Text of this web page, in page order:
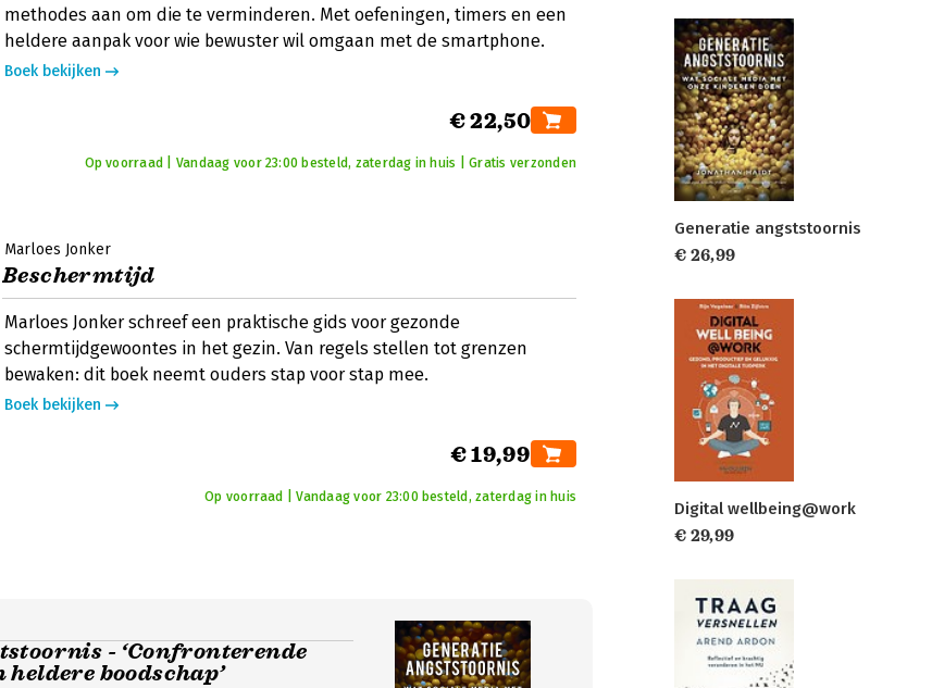
methodes aan om die te verminderen. Met oefeningen, timers en een
heldere aanpak voor wie bewuster wil omgaan met de smartphone.
Boek bekijken
€ 22,50
Op voorraad | Vandaag voor 23:00 besteld, zaterdag in huis | Gratis verzonden
Marloes Jonker
Beschermtijd
Marloes Jonker schreef een praktische gids voor gezonde
schermtijdgewoontes in het gezin. Van regels stellen tot grenzen
bewaken: dit boek neemt ouders stap voor stap mee.
Boek bekijken
€ 19,99
Op voorraad | Vandaag voor 23:00 besteld, zaterdag in huis
- ‘Confronterende
heldere boodschap’
Generatie angststoornis
€ 26,99
Digital wellbeing@work
€ 29,99